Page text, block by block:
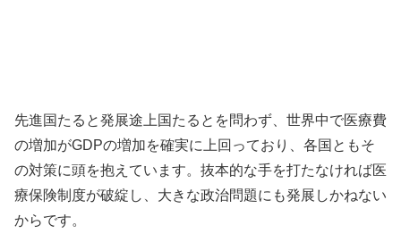
先進国たると発展途上国たるとを問わず、世界中で医療費
の増加がGDPの増加を確実に上回っており、各国ともそ
の対策に頭を抱えています。抜本的な手を打たなければ医
療保険制度が破綻し、大きな政治問題にも発展しかねない
からです。